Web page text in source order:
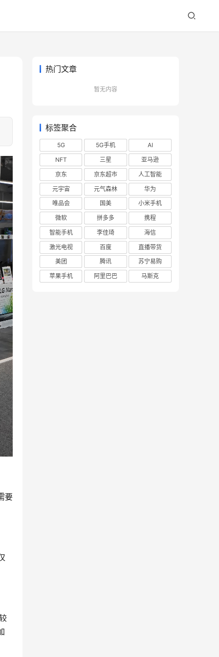
要
热门文章
暂无内容
标签聚合
5G 5G手机
AI
NFT
三星
亚马逊
京东
京东超市
人工智能
元宇宙
元气森林
华为
唯品会
国美
小米手机
微软
拼多多
携程
智能手机
李佳琦
海信
激光电视
百度
直播带货
美团
腾讯
苏宁易购
苹果手机
阿里巴巴 马斯克